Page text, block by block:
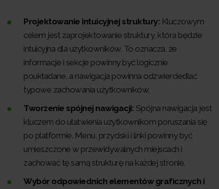
Projektowanie intuicyjnej struktury: Kluczowym
celem jest zaprojektowanie struktury, która będzie
intuicyjna dla użytkowników. To oznacza, że
informacje i sekcje powinny być logicznie
poukładane, a nawigacja powinna odzwierciedlać
typowe zachowania użytkowników.
Tworzenie spójnej nawigacji: Spójna nawigacja jest
kluczem do ułatwienia użytkownikom poruszania się
po platformie. Menu, przyciski i linki powinny być
umieszczone w przewidywalnych miejscach i
zachować tę samą strukturę na każdej stronie.
Wybór odpowiednich elementów graficznych i